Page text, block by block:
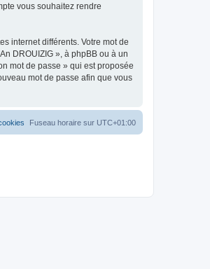
vous souhaitez rendre
internet différents. Votre mot de
DROUIZIG », à phpBB ou à un
mot de passe » qui est proposée
mot de passe afin que vous
Fuseau horaire sur UTC+01:00